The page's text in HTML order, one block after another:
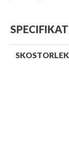
SKOSTORLEK